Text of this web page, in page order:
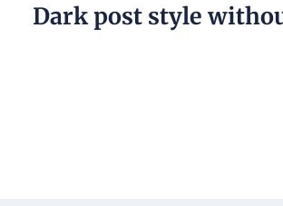
Dark post style